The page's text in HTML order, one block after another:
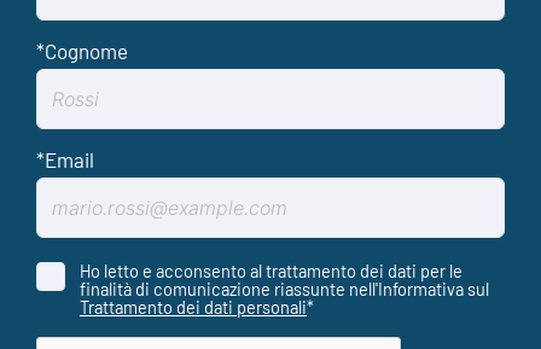
Ho letto e acconsento al trattamento dei dati per le
finalità di comunicazione riassunte nell'Informativa sul
Trattamento dei dati personali*